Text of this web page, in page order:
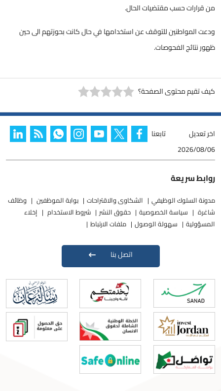
من قرارات حسب مقتضيات الحال.
ودعت المواطنين للتوقف عن استخدامها في حال كانت بحوزتهم الى حين
ظهور نتائج الفحوصات.
كيف تقيم محتوى الصفحة؟
اخر تعديل
2026/08/06
تابعنا
روابط سريعة
مدونة السلوك الوظيفي الشكاوى والاقتراحات بوابة الموظفين
وظائف
شاغرة
سياسة الخصوصية حقوق النشر شروط الاستخدام
إخلاء
المسؤولية
سهولة الوصول ملفات الارتباط
اتصل بنا